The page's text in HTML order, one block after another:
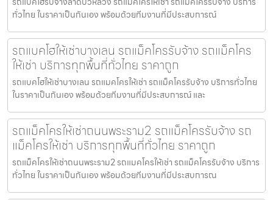
ทั่วไทย ในราคาเป็นกันเอง พร้อมด้วยทีมงานที่มีประสบการณ์
รถแบคโฮให้เช่าบางเลน รถแม็คโครรับจ้าง รถแม็คโคร
ให้เช่า บริการทุกพื้นที่ทั่วไทย ราคาถูก
รถแบคโฮให้เช่าบางเลน รถแมคโครให้เช่า รถแม็คโครรับจ้าง บริการทั่วไทย
ในราคาเป็นกันเอง พร้อมด้วยทีมงานที่มีประสบการณ์ และ
รถแม็คโครให้เช่าถนนพระราม2 รถแม็คโครรับจ้าง รถ
แม็คโครให้เช่า บริการทุกพื้นที่ทั่วไทย ราคาถูก
รถแม็คโครให้เช่าถนนพระราม2 รถแมคโครให้เช่า รถแม็คโครรับจ้าง บริการ
ทั่วไทย ในราคาเป็นกันเอง พร้อมด้วยทีมงานที่มีประสบการณ